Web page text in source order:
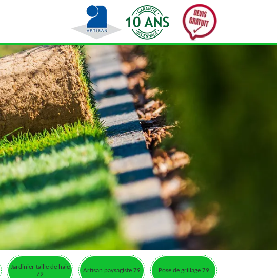
Jardinier taille de haie
79
Artisan paysagiste 79 Pose de grillage 79